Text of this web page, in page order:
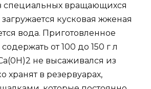
специальных вращающихся
кусковая жженая
вода. Приготовленное
от 100 до 150 г л
не высаживался из
хранят в резервуарах,